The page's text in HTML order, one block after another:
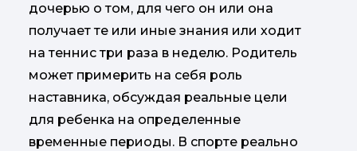
дочерью о том, для чего он или она
получает те или иные знания или ходит
на теннис три раза в неделю. Родитель
может примерить на себя роль
наставника, обсуждая реальные цели
для ребенка на определенные
временные периоды. В спорте реально